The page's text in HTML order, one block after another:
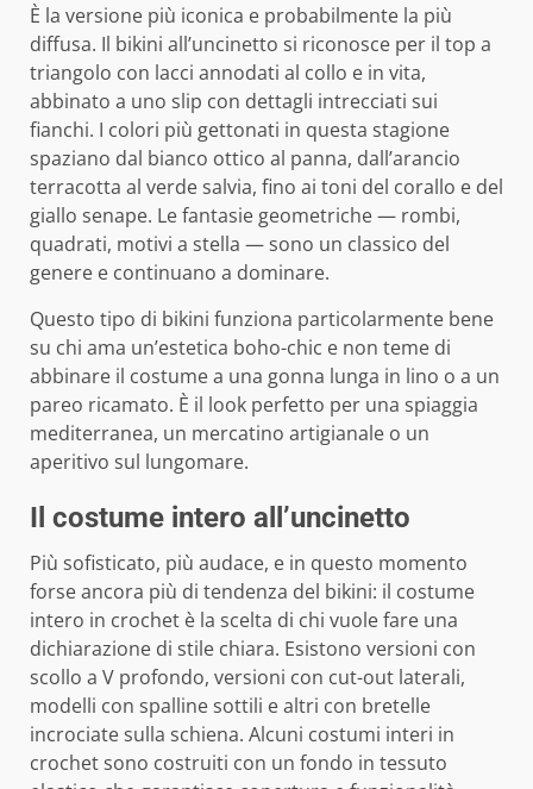
È la versione più iconica e probabilmente la più
diffusa. Il bikini all’uncinetto si riconosce per il top a
triangolo con lacci annodati al collo e in vita,
abbinato a uno slip con dettagli intrecciati sui
fianchi. I colori più gettonati in questa stagione
spaziano dal bianco ottico al panna, dall’arancio
terracotta al verde salvia, fino ai toni del corallo e del
giallo senape. Le fantasie geometriche — rombi,
quadrati, motivi a stella — sono un classico del
genere e continuano a dominare.
Questo tipo di bikini funziona particolarmente bene
su chi ama un’estetica boho-chic e non teme di
abbinare il costume a una gonna lunga in lino o a un
pareo ricamato. È il look perfetto per una spiaggia
mediterranea, un mercatino artigianale o un
aperitivo sul lungomare.
Il costume intero all’uncinetto
Più sofisticato, più audace, e in questo momento
forse ancora più di tendenza del bikini: il costume
intero in crochet è la scelta di chi vuole fare una
dichiarazione di stile chiara. Esistono versioni con
scollo a V profondo, versioni con cut-out laterali,
modelli con spalline sottili e altri con bretelle
incrociate sulla schiena. Alcuni costumi interi in
crochet sono costruiti con un fondo in tessuto